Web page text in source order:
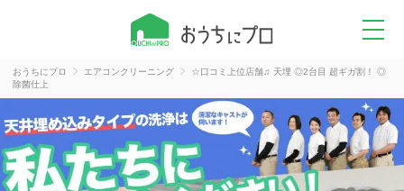
おうちにプロ エアコンクリーニング
☆口コミ上位店舗♫ 天埋 ◎2台目 超ギガ割！ ◎
除菌仕上